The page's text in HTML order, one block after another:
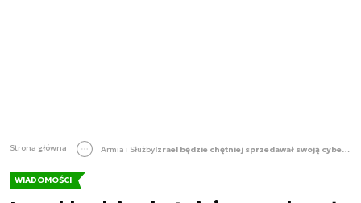
Strona główna Armia i Służby Izrael będzie chętniej sprzedawał swoją cyberbroń
WIADOMOŚCI